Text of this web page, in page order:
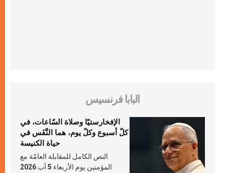
البابا فرنسيس
الإفخارستيّا وصلاة السّاعات، في
كلّ أسبوع وكلّ يوم، هما النَّفَس في
حياة الكنيسة
النص الكامل للمقابلة العامّة مع
المؤمنين يوم الأربعاء 5 آب 2026